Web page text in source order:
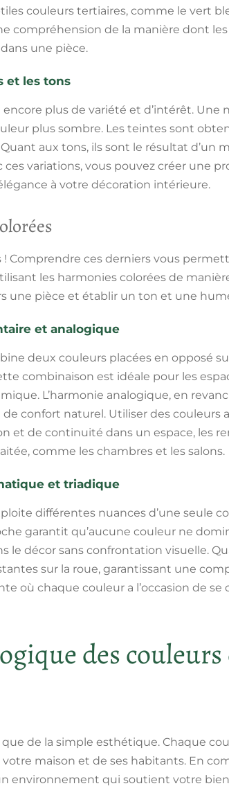
couleurs tertiaires, comme le vert
compréhension de la manière dont
une pièce.
et les tons
plus de variété et d’intérêt. Une
plus sombre. Les teintes sont
aux tons, ils sont le résultat d’un
variations, vous pouvez créer une
à votre décoration intérieure.
! Comprendre ces derniers vous
les harmonies colorées de
une pièce et établir un ton et une
et analogique
deux couleurs placées en opposé
combinaison est idéale pour les
L’harmonie analogique, en
confort naturel. Utiliser des couleurs
et de continuité dans un espace, les
comme les chambres et les salons.
et triadique
différentes nuances d’une seule
garantit qu’aucune couleur ne
le décor sans confrontation visuelle.
sur la roue, garantissant une
où chaque couleur a l’occasion de
des
de la simple esthétique. Chaque
maison et de ses habitants. En
environnement qui soutient votre